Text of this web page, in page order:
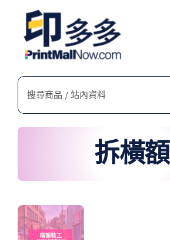
content
搜
拆橫額